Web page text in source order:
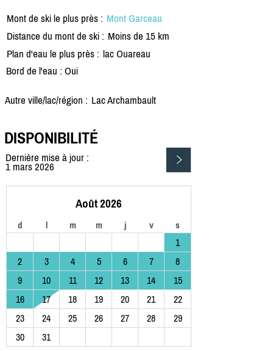
Mont de ski le plus près : Mont Garceau
Distance du mont de ski : Moins de 15 km
Plan d'eau le plus près : lac Ouareau
Bord de l'eau : Oui
Autre ville/lac/région : Lac Archambault
DISPONIBILITÉ
Dernière mise à jour :
1 mars 2026
Août 2026
d l m m j v s
1
2
3 4 5 6 7
8
9
10 11 12 13 14
15
16
17 18 19 20 21
22
23
24 25 26 27 28
29
30
31